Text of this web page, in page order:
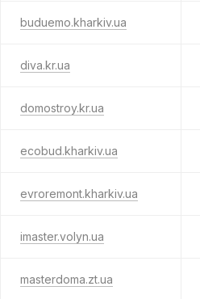
buduemo.kharkiv.ua
diva.kr.ua
domostroy.kr.ua
ecobud.kharkiv.ua
evroremont.kharkiv.ua
imaster.volyn.ua
masterdoma.zt.ua